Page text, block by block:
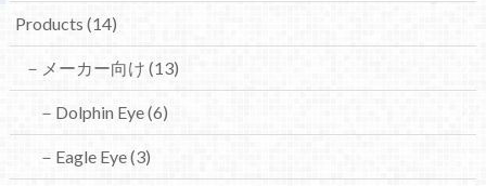
Products (14)
－メーカー向け (13)
－Dolphin Eye(6)
－Eagle Eye(3)